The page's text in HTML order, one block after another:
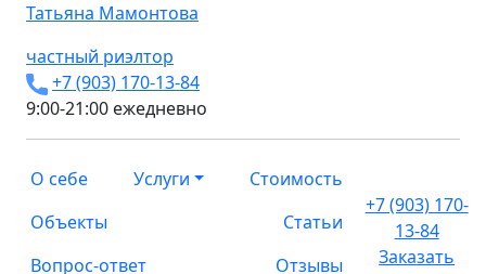
Татьяна Мамонтова
частный риэлтор
+7 (903) 170-13-84
9:00-21:00 ежедневно
О себе Услуги
Стоимость
Объекты
Статьи
Вопрос-ответ
Отзывы
+7 (903) 170-
13-84
Заказать